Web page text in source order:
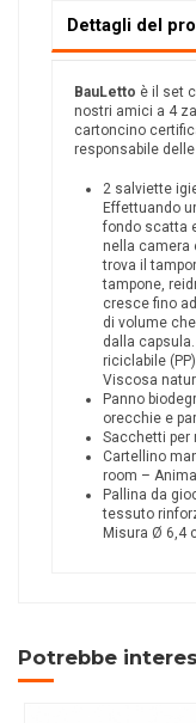
Dettagli del
BauLetto è il set
nostri amici a 4
cartoncino
responsabile
2 salviette
Effettuando
fondo scatta
nella camera
trova il
tampone,
cresce fino
di volume
dalla
riciclabile
Viscosa
Panno
orecchie e
Sacchetti per
Cartellino
room –
Pallina da
tessuto
Misura Ø 6,4
Potrebbe